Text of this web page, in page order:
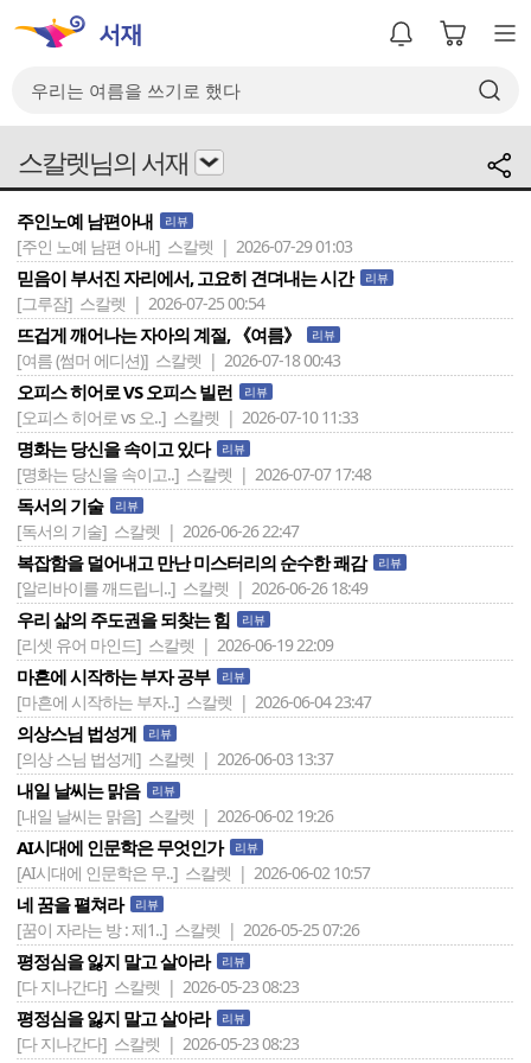
스칼렛님의 서재
주인노예 남편아내 리뷰
[주인 노예 남편 아내] 스칼렛 | 2026-07-29 01:03
믿음이 부서진 자리에서, 고요히 견뎌내는 시간 리뷰
[그루잠] 스칼렛 | 2026-07-25 00:54
뜨겁게 깨어나는 자아의 계절, 《여름》 리뷰
[여름 (썸머 에디션)] 스칼렛 | 2026-07-18 00:43
오피스 히어로 VS 오피스 빌런 리뷰
[오피스 히어로 vs 오..] 스칼렛 | 2026-07-10 11:33
명화는 당신을 속이고 있다 리뷰
[명화는 당신을 속이고..] 스칼렛 | 2026-07-07 17:48
독서의 기술 리뷰
[독서의 기술] 스칼렛 | 2026-06-26 22:47
복잡함을 덜어내고 만난 미스터리의 순수한 쾌감 리뷰
[알리바이를 깨드립니..] 스칼렛 | 2026-06-26 18:49
우리 삶의 주도권을 되찾는 힘 리뷰
[리셋 유어 마인드] 스칼렛 | 2026-06-19 22:09
마흔에 시작하는 부자 공부 리뷰
[마흔에 시작하는 부자..] 스칼렛 | 2026-06-04 23:47
의상스님 법성게 리뷰
[의상 스님 법성게] 스칼렛 | 2026-06-03 13:37
내일 날씨는 맑음 리뷰
[내일 날씨는 맑음] 스칼렛 | 2026-06-02 19:26
AI시대에 인문학은 무엇인가 리뷰
[AI시대에 인문학은 무..] 스칼렛 | 2026-06-02 10:57
네 꿈을 펼쳐라 리뷰
[꿈이 자라는 방 : 제1..] 스칼렛 | 2026-05-25 07:26
평정심을 잃지 말고 살아라 리뷰
[다 지나간다] 스칼렛 | 2026-05-23 08:23
평정심을 잃지 말고 살아라 리뷰
[다 지나간다] 스칼렛 | 2026-05-23 08:23